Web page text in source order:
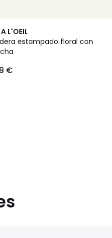
L'OEIL
estampado floral con
€